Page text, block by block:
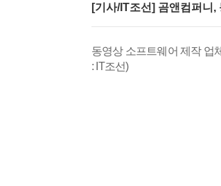
[기사/IT조선] 곰앤컴퍼니,
동영상 소프트웨어 제작 업
: IT조선)